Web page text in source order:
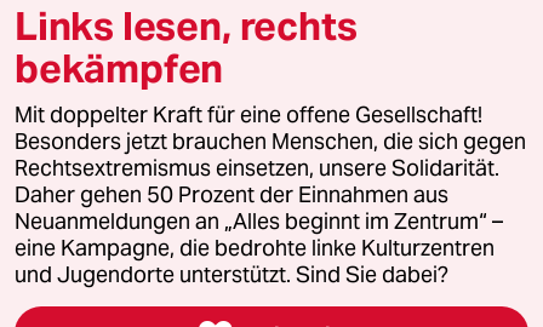
© 2026 taz Verlags und Vertriebs GmbH
Alle Rechte vorbehalten. Bei rechtlichen Fragen oder für Genehmigungen
wenden Sie sich bitte an
lizenzen@taz.de
Feedback Redaktionsstatut Kommune-Richtlinien
Leitlinie Informant Datenschutz Impressum AGB
Links lesen, rechts
bekämpfen
Mit doppelter Kraft für eine offene Gesellschaft!
Besonders jetzt brauchen Menschen, die sich gegen
Rechtsextremismus einsetzen, unsere Solidarität.
Daher gehen 50 Prozent der Einnahmen aus
Neuanmeldungen an „Alles beginnt im Zentrum“ –
eine Kampagne, die bedrohte linke Kulturzentren
und Jugendorte unterstützt. Sind Sie dabei?